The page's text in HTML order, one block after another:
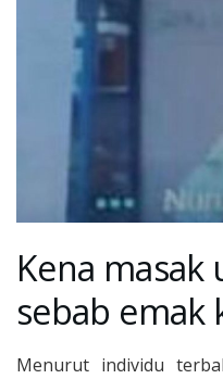
Kena
sebab emak
Menurut individu